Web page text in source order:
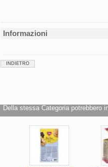
di cui zuccheri
5,8 g
Fibre
8,7 g
Conservazione
Conservare a temperatura ambiente.
Informazioni
INDIETRO
Della stessa Categoria potrebbero